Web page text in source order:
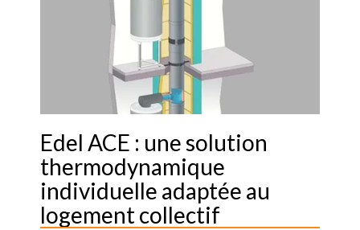
Edel ACE : une solution
thermodynamique
individuelle adaptée au
logement collectif